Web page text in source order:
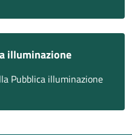
illuminazione
Pubblica illuminazione